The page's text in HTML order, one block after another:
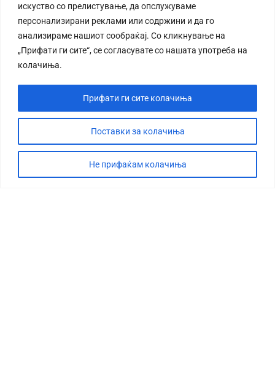
искуство со прелистување, да опслужуваме
персонализирани реклами или содржини и да го
анализираме нашиот сообраќај. Со кликнување на
„Прифати ги сите“, се согласувате со нашата употреба на
колачиња.
Поставки за колачиња
Не прифаќам колачиња
Прифати ги сите колачиња